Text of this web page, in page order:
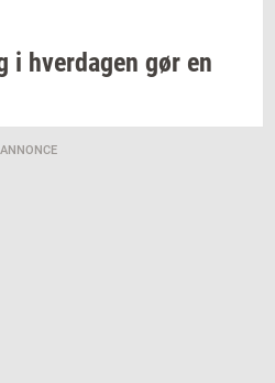
i hver­da­gen gør en
ANNONCE